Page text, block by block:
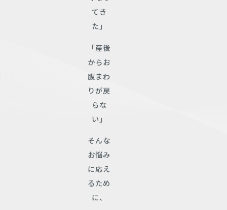
てき
た」
「産後
からお
腹まわ
りが戻
らな
い」
そんな
お悩み
に応え
るため
に、